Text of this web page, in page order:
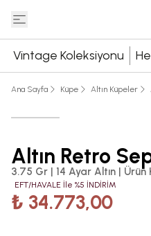
Vintage Koleksiyonu
Ana Sayfa Küpe Altın Küpeler
Altın Retro
3.75 Gr | 14 Ayar Altın | Ürün
EFT/HAVALE İle %5 İNDİRİM
₺ 34.773,00